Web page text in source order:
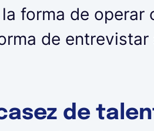
forma de operar
de entrevistar
de